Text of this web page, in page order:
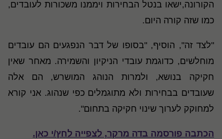
הקורונה,ישאו בנטל הבחירות ויממנו משכורות לעובדים,
כמו שזה קורה היום.
"לצד זה", הוסיף, "בסופו של דבר הנפגעים הם עובדים
מוחלשים, כדוגמת עובדי הניקיון והשמירה. מאחר שאין
חקיקה בנושא, ולמרות הנוהג המושרש, הם אלה
שעובדים בבחירות ולא מתוגמלים כפי שנהוג. אני קורא
למחוקק לערוך שינוי חקיקה בתחום".
הכתבה פורסמה בדה מרקר, לצפייה לחץ/י כאן.